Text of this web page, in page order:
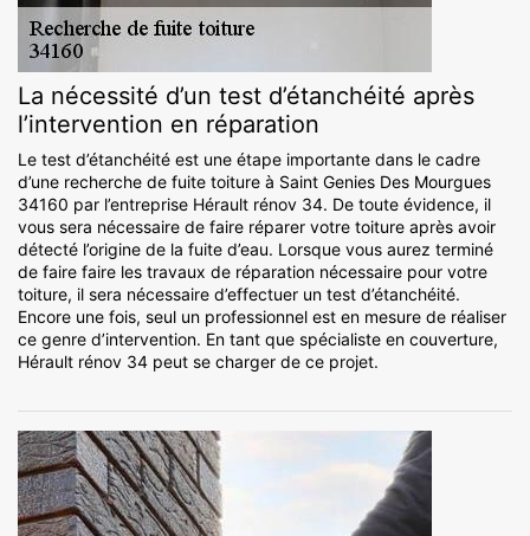
La nécessité d’un test d’étanchéité après
l’intervention en réparation
Le test d’étanchéité est une étape importante dans le cadre
d’une recherche de fuite toiture à Saint Genies Des Mourgues
34160 par l’entreprise Hérault rénov 34. De toute évidence, il
vous sera nécessaire de faire réparer votre toiture après avoir
détecté l’origine de la fuite d’eau. Lorsque vous aurez terminé
de faire faire les travaux de réparation nécessaire pour votre
toiture, il sera nécessaire d’effectuer un test d’étanchéité.
Encore une fois, seul un professionnel est en mesure de réaliser
ce genre d’intervention. En tant que spécialiste en couverture,
Hérault rénov 34 peut se charger de ce projet.